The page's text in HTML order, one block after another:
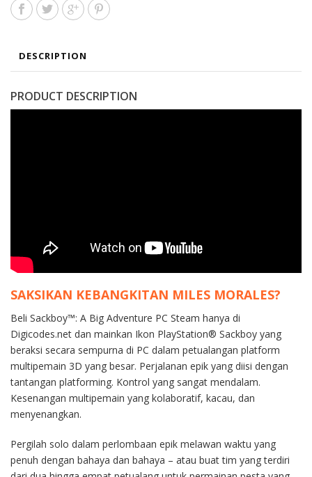
DESCRIPTION
PRODUCT DESCRIPTION
SAKSIKAN KEBANGKITAN MILES MORALES?
Beli Sackboy™: A Big Adventure PC Steam hanya di
Digicodes.net dan mainkan Ikon PlayStation® Sackboy yang
beraksi secara sempurna di PC dalam petualangan platform
multipemain 3D yang besar. Perjalanan epik yang diisi dengan
tantangan platforming. Kontrol yang sangat mendalam.
Kesenangan multipemain yang kolaboratif, kacau, dan
menyenangkan.
Pergilah solo dalam perlombaan epik melawan waktu yang
penuh dengan bahaya dan bahaya – atau buat tim yang terdiri